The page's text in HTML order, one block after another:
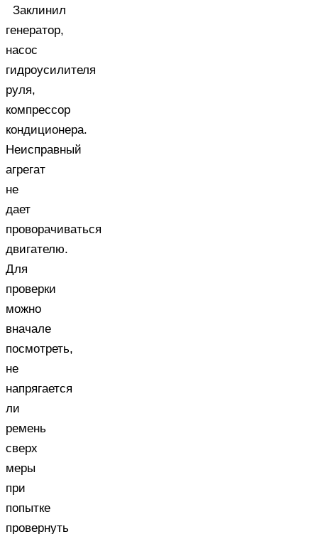
Заклинил
генератор,
насос
гидроусилителя
руля,
компрессор
кондиционера.
Неисправный
агрегат
не
дает
проворачиваться
двигателю.
Для
проверки
можно
вначале
посмотреть,
не
напрягается
ли
ремень
сверх
меры
при
попытке
провернуть